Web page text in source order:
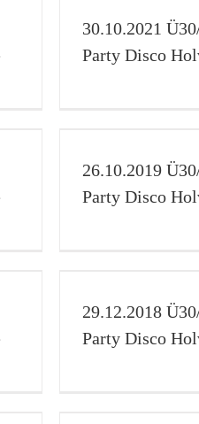
30.10.2021
Party Disco
Disco Galerie
26.10.2019
Party Disco
Disco Galerie
29.12.2018
Party Disco
Disco Galerie